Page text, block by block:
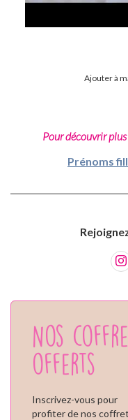
Ajouter à
Pour découvrir
Prénoms
Nos
offerts
Inscrivez-vous pour
profiter de nos